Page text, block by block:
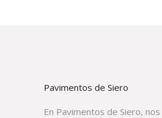
Pavimentos de Siero
En Pavimentos de Siero,